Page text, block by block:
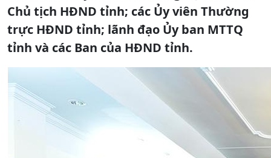
Chủ tịch HĐND tỉnh; các Ủy viên Thường
trực HĐND tỉnh; lãnh đạo Ủy ban MTTQ
tỉnh và các Ban của HĐND tỉnh.